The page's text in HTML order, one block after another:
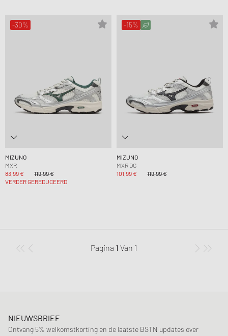
-30%
MIZUNO
MXR
83,99 €
119,99 €
VERDER GEREDUCEERD
-15%
MIZUNO
MXR OG
101,99 €
119,99 €
Pagina 1 Van 1
NIEUWSBRIEF
Ontvang 5% welkomstkorting en de laatste BSTN updates over